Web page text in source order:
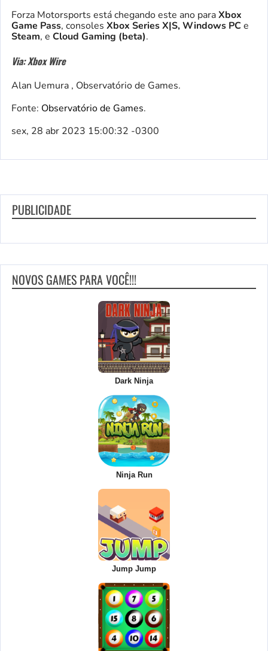
Forza Motorsports está chegando este ano paraXbox
Game Pass, consoles Xbox Series X|S, Windows PCe
Steam, e Cloud Gaming (beta).
Via: Xbox Wire
Alan Uemura , Observatório de Games.
Fonte: Observatório de Games.
sex, 28 abr 2023 15:00:32 -0300
PUBLICIDADE
NOVOS GAMES PARA VOCÊ!!!
Dark Ninja
Ninja Run
Jump Jump